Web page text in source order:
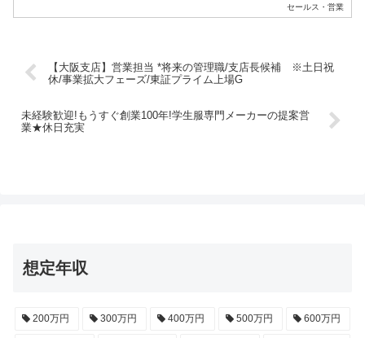
セールス・営業
【大阪支店】営業担当 *将来の管理職/支店長候補 ※土日祝
休/事業拡大フェーズ/東証プライム上場G
未経験歓迎!もうすぐ創業100年!学生服専門メーカーの提案営
業★休日充実
想定年収
200万円 300万円 400万円 500万円 600万円